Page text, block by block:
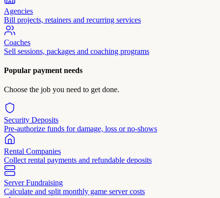
Agencies
Bill projects, retainers and recurring services
Coaches
Sell sessions, packages and coaching programs
Popular payment needs
Choose the job you need to get done.
Security Deposits
Pre-authorize funds for damage, loss or no-shows
Rental Companies
Collect rental payments and refundable deposits
Server Fundraising
Calculate and split monthly game server costs